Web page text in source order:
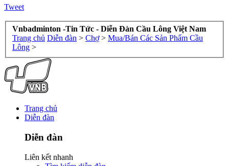
Tweet
Vnbadminton -Tin Tức - Diễn Đàn Cầu Lông Việt Nam
Trang chủ Diễn đàn > Chợ > Mua/Bán Các Sản Phẩm Cầu
Lông >
Trang chủ
Diễn đàn
Diễn đàn
Liên kết nhanh